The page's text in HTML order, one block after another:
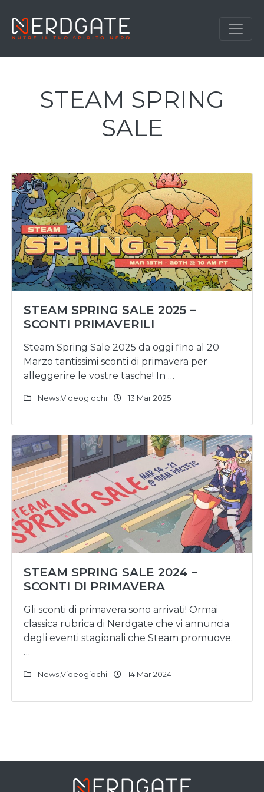
STEAM SPRING
SALE
STEAM SPRING SALE 2025 –
SCONTI PRIMAVERILI
Steam Spring Sale 2025 da oggi fino al 20
Marzo tantissimi sconti di primavera per
alleggerire le vostre tasche! In …
NewsVideogiochi 13 Mar 2025
STEAM SPRING SALE 2024 –
SCONTI DI PRIMAVERA
Gli sconti di primavera sono arrivati! Ormai
classica rubrica di Nerdgate che vi annuncia
degli eventi stagionali che Steam promuove.
…
NewsVideogiochi 14 Mar 2024